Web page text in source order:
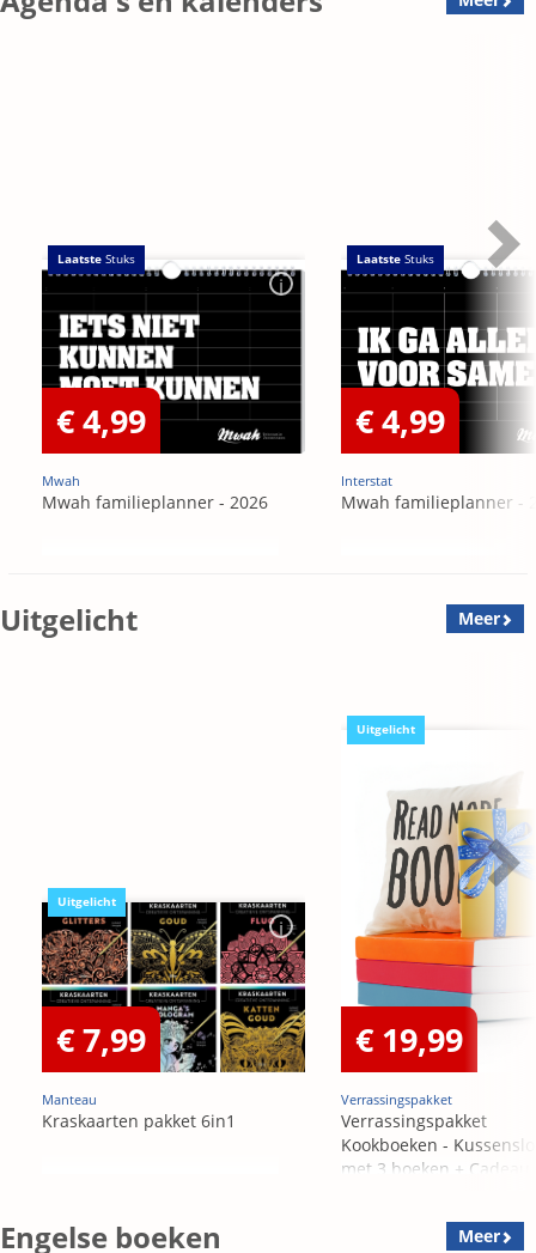
Laatste Stuks
€ 4,99
Mwah
Mwah familieplanner - 2026
Laatste Stuks
€ 4,99
Interstat
Mwah familieplanner -
Uitgelicht Meer
Uitgelicht
€ 7,99
Manteau
Kraskaarten pakket 6in1
Uitgelicht
€ 19,99
Verrassingspakket
Verrassingspakket
Kookboeken -
met 3 boeken + Cadeau
Engelse boeken Meer